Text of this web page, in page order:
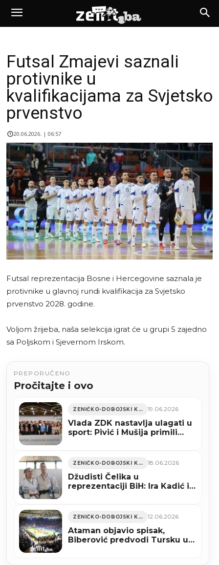
Futsal Zmajevi saznali
protivnike u
kvalifikacijama za Svjetsko
prvenstvo
20.06.2026. | 06:57
Futsal reprezentacija Bosne i Hercegovine saznala je
protivnike u glavnoj rundi kvalifikacija za Svjetsko
prvenstvo 2028. godine.
Voljom žrijeba, naša selekcija igrat će u grupi 5 zajedno
sa Poljskom i Sjevernom Irskom.
PREPORUČENO
Pročitajte i ovo
ZENIČKO-DOBOJSKI KANTON 19.06.2026
Vlada ZDK nastavlja ulagati u
sport: Pivić i Mušija primili
ZENIČKO-DOBOJSKI KANTON 18.06.2026
Džudisti Čelika u
reprezentaciji BiH: Ira Kadić i
Bukurešt
ZENIČKO-DOBOJSKI KANTON 12.06.2026
Ataman objavio spisak,
Biberović predvodi Tursku u